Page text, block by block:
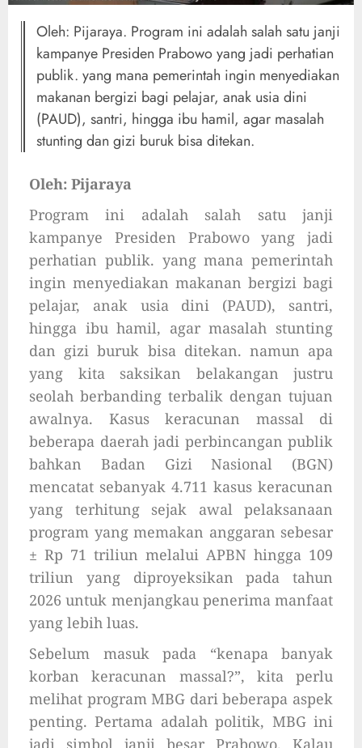
Oleh: Pijaraya. Program ini adalah salah satu janji
kampanye Presiden Prabowo yang jadi perhatian
publik. yang mana pemerintah ingin menyediakan
makanan bergizi bagi pelajar, anak usia dini
(PAUD), santri, hingga ibu hamil, agar masalah
stunting dan gizi buruk bisa ditekan.
Oleh: Pijaraya
Program ini adalah salah satu janji
kampanye Presiden Prabowo yang jadi
perhatian publik. yang mana pemerintah
ingin menyediakan makanan bergizi bagi
pelajar, anak usia dini (PAUD), santri,
hingga ibu hamil, agar masalah stunting
dan gizi buruk bisa ditekan. namun apa
yang kita saksikan belakangan justru
seolah berbanding terbalik dengan tujuan
awalnya. Kasus keracunan massal di
beberapa daerah jadi perbincangan publik
bahkan Badan Gizi Nasional (BGN)
mencatat sebanyak 4.711 kasus keracunan
yang terhitung sejak awal pelaksanaan
program yang memakan anggaran sebesar
± Rp 71 triliun melalui APBN hingga 109
triliun yang diproyeksikan pada tahun
2026 untuk menjangkau penerima manfaat
yang lebih luas.
Sebelum masuk pada “kenapa banyak
korban keracunan massal?”, kita perlu
melihat program MBG dari beberapa aspek
penting. Pertama adalah politik, MBG ini
jadi simbol janji besar Prabowo. Kalau